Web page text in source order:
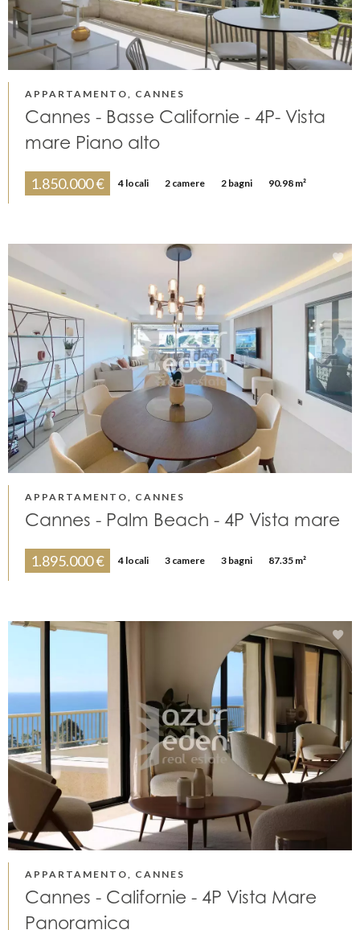
APPARTAMENTO, CANNES
Cannes - Basse Californie - 4P- Vista
mare Piano alto
1.850.000 € 4 locali 2 camere 2 bagni 90.98 m²
APPARTAMENTO, CANNES
Cannes - Palm Beach - 4P Vista mare
1.895.000 € 4 locali 3 camere 3 bagni 87.35 m²
APPARTAMENTO, CANNES
Cannes - Californie - 4P Vista Mare
Panoramica